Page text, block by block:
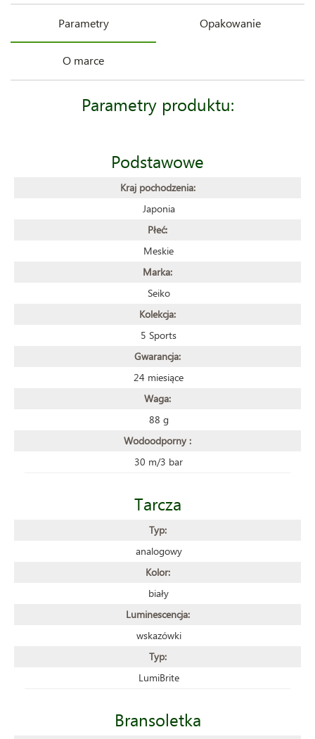
Parametry Opakowanie
O marce
Parametry produktu:
Podstawowe
Kraj pochodzenia:
Japonia
Płeć:
Meskie
Marka:
Seiko
Kolekcja:
5 Sports
Gwarancja:
24 miesiące
Waga:
88 g
Wodoodporny :
30 m/3 bar
Tarcza
Typ:
analogowy
Kolor:
biały
Luminescencja:
wskazówki
Typ:
LumiBrite
Bransoletka